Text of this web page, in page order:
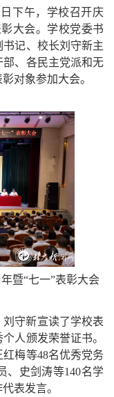
下午，学校召开庆
大会。学校党委书
记、校长刘守新主
、各民主党派和无
对象参加大会。
暨“七一”表彰大会
守新宣读了学校表
人颁发荣誉证书。
梅等48名优秀党务
、史剑涛等140名学
表发言。